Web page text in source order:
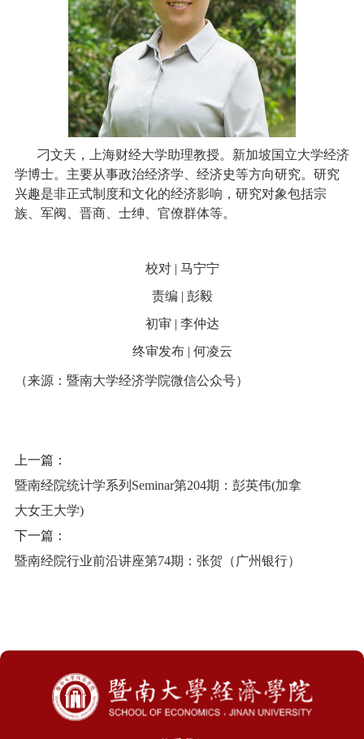
刁文天，上海财经大学助理教授。新加坡国立大学经济
学博士。主要从事政治经济学、经济史等方向研究。研究
兴趣是非正式制度和文化的经济影响，研究对象包括宗
族、军阀、晋商、士绅、官僚群体等。
校对 | 马宁宁
责编 | 彭毅
初审 | 李仲达
终审发布 | 何凌云
（来源：暨南大学经济学院微信公众号）
上一篇：
暨南经院统计学系列Seminar第204期：彭英伟(加拿
大女王大学)
下一篇：
暨南经院行业前沿讲座第74期：张贺（广州银行）